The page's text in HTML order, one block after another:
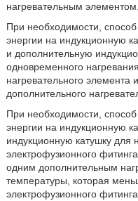
нагревательным элементом.
При необходимости, способ
энергии на индукционную
и дополнительную
одновременного
нагревательного
дополнительного
При необходимости, способ
энергии на индукционную
индукционную катушку для
электрофузионного
одним дополнительным
температуры, которая
электрофузионного